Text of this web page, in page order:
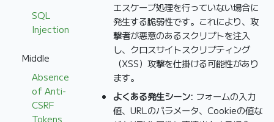
SQL
Injection
Middle
Absence
of Anti-
CSRF
Tokens
エスケープ処理を行っていない場合に
発生する脆弱性です。これにより、攻
撃者が悪意のあるスクリプトを注入
し、クロスサイトスクリプティング
（XSS）攻撃を仕掛ける可能性があり
ます。
よくある発生シーン: フォームの入力
値、URLのパラメータ、Cookieの値な